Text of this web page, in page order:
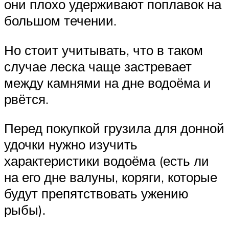
они плохо удерживают поплавок на
большом течении.
Но стоит учитывать, что в таком
случае леска чаще застревает
между камнями на дне водоёма и
рвётся.
Перед покупкой грузила для донной
удочки нужно изучить
характеристики водоёма (есть ли
на его дне валуны, коряги, которые
будут препятствовать ужению
рыбы).